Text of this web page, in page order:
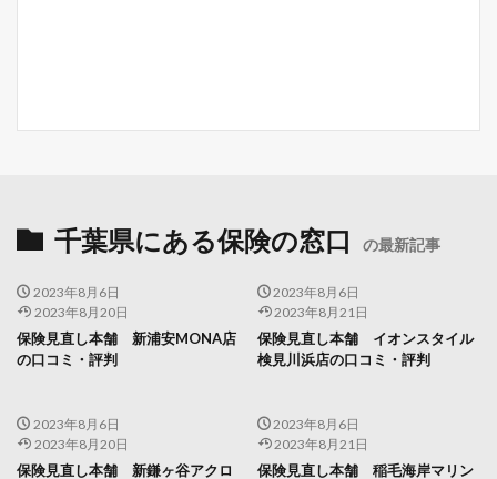
千葉県にある保険の窓口 の最新記事
2023年8月6日
2023年8月20日
保険見直し本舗 新浦安MONA店
の口コミ・評判
2023年8月6日
2023年8月21日
保険見直し本舗 イオンスタイル
検見川浜店の口コミ・評判
2023年8月6日
2023年8月20日
保険見直し本舗 新鎌ヶ谷アクロ
2023年8月6日
2023年8月21日
保険見直し本舗 稲毛海岸マリン